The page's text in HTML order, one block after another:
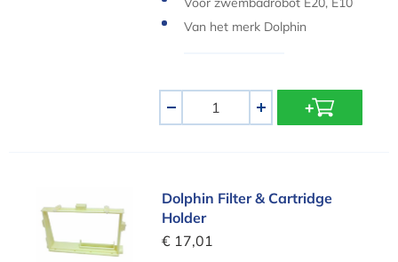
en S100
Van het merk Dolphin
+
Dolphin Filter & Cartridge Holder
Dolphin Filter & Cartridge
Holder
€ 17,01